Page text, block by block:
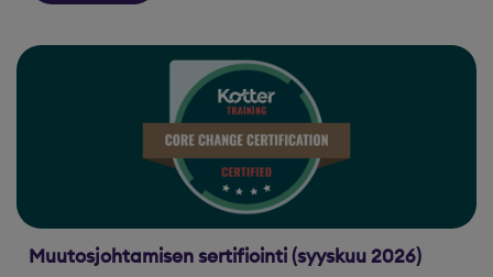
Muutosjohtamisen sertifiointi (syyskuu 2026)